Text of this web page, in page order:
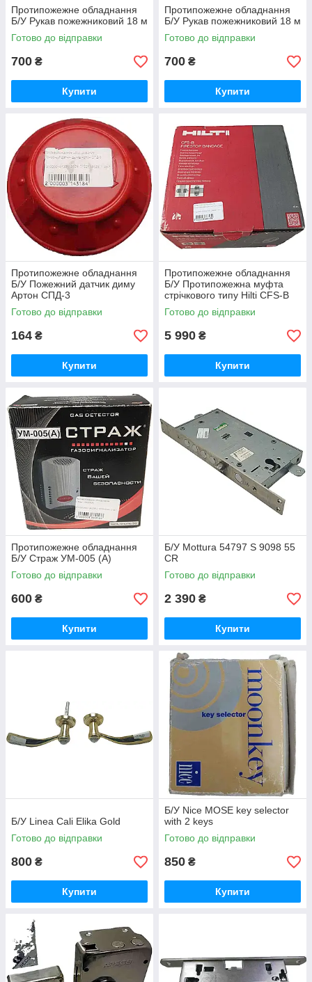
Протипожежне обладнання
Б/У Рукав пожежниковий 18 м
Готово до відправки
700 ₴
Купити
Протипожежне обладнання
Б/У Рукав пожежниковий 18 м
Готово до відправки
700 ₴
Купити
Протипожежне обладнання
Б/У Пожежний датчик диму
Артон СПД-3
Готово до відправки
164 ₴
Купити
Протипожежне обладнання
Б/У Протипожежна муфта
стрічкового типу Hilti CFS-B
Firestop bandage
Готово до відправки
5 990 ₴
Купити
Протипожежне обладнання
Б/У Страж УМ-005 (А)
Готово до відправки
600 ₴
Купити
Б/У Mottura 54797 S 9098 55
CR
Готово до відправки
2 390 ₴
Купити
Б/У Linea Cali Elika Gold
Готово до відправки
800 ₴
Купити
Б/У Nice MOSE key selector
with 2 keys
Готово до відправки
850 ₴
Купити